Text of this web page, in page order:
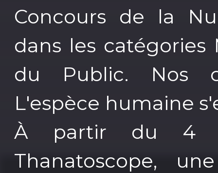
Concours de la
dans les catégories
du Public. Nos
L'espèce humaine
À partir du 4
Thanatoscope,